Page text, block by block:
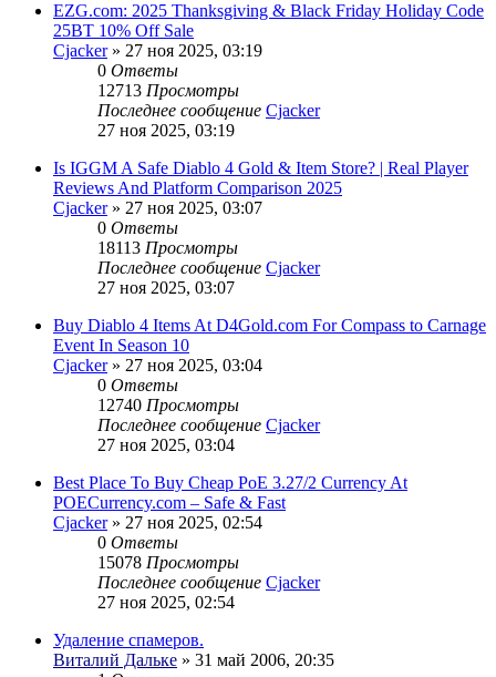
EZG.com: 2025 Thanksgiving & Black Friday Holiday Code
25BT 10% Off Sale
Cjacker» 27 ноя 2025, 03:19
0 Ответы
12713 Просмотры
Последнее сообщение Cjacker
27 ноя 2025, 03:19
Is IGGM A Safe Diablo 4 Gold & Item Store? | Real Player
Reviews And Platform Comparison 2025
Cjacker» 27 ноя 2025, 03:07
0 Ответы
18113 Просмотры
Последнее сообщение Cjacker
27 ноя 2025, 03:07
Buy Diablo 4 Items At D4Gold.com For Compass to Carnage
Event In Season 10
Cjacker» 27 ноя 2025, 03:04
0 Ответы
12740 Просмотры
Последнее сообщение Cjacker
27 ноя 2025, 03:04
Best Place To Buy Cheap PoE 3.27/2 Currency At
POECurrency.com – Safe & Fast
Cjacker» 27 ноя 2025, 02:54
0 Ответы
15078 Просмотры
Последнее сообщение Cjacker
27 ноя 2025, 02:54
Удаление спамеров.
Виталий Дальке » 31 май 2006, 20:35